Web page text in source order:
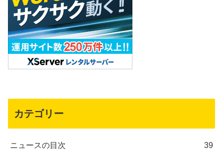
カテゴリー
ニュースの目次 39